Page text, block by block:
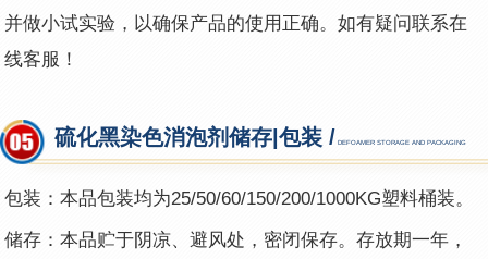
并做小试实验，以确保产品的使用正确。如有疑问联系在
线客服！
硫化黑染色消泡剂储存|包装 / DEFOAMER STORAGE AND PACKAGING
包装：本品包装均为25/50/60/150/200/1000KG塑料桶装。
储存：本品贮于阴凉、避风处，密闭保存。存放期一年，